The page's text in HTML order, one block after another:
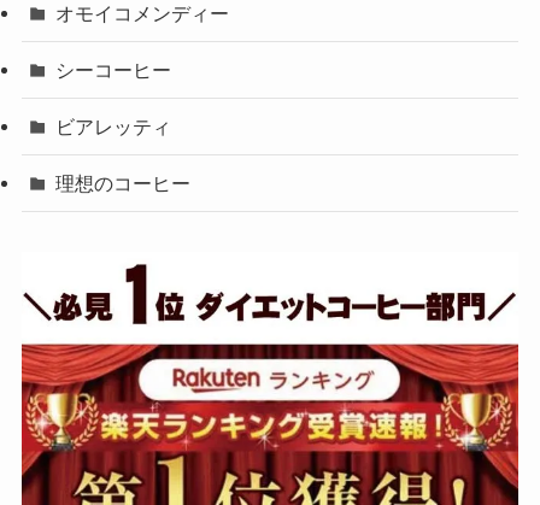
オモイコメンディー
シーコーヒー
ビアレッティ
理想のコーヒー